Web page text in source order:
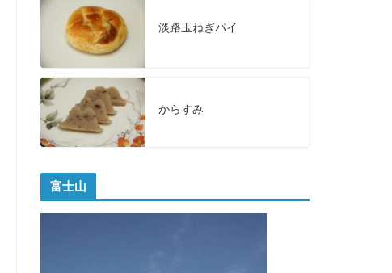
淡路玉ねぎパイ
からすみ
富士山